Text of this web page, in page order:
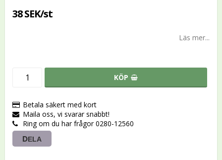
38 SEK/st
Läs mer...
KÖP
Betala säkert med kort
Maila oss, vi svarar snabbt!
Ring om du har frågor 0280-12560
DELA